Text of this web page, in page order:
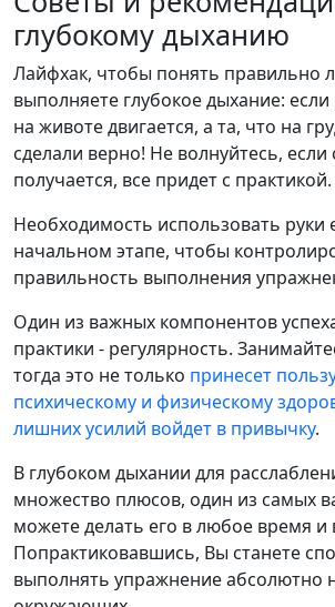
глубокому дыханию
Лайфхак, чтобы понять правильно
выполняете глубокое дыхание:
на животе двигается, а та, что на
сделали верно! Не волнуйтесь, если
получается, все придет с практикой.
Необходимость использовать руки
начальном этапе, чтобы
правильность выполнения
Один из важных компонентов
практики - регулярность.
тогда это не только принесет
психическому и физическому
лишних усилий войдет в привычку.
В глубоком дыхании для
множество плюсов, один из самых
можете делать его в любое время
Попрактиковавшись, Вы станете
выполнять упражнение абсолютно